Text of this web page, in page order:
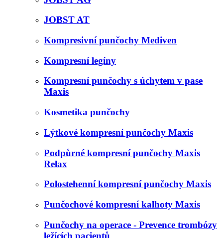
JOBST AT
Kompresivní punčochy Mediven
Kompresní legíny
Kompresní punčochy s úchytem v pase
Maxis
Kosmetika punčochy
Lýtkové kompresní punčochy Maxis
Podpůrné kompresní punčochy Maxis
Relax
Polostehenní kompresní punčochy Maxis
Punčochové kompresní kalhoty Maxis
Punčochy na operace - Prevence trombózy
ležících pacientů